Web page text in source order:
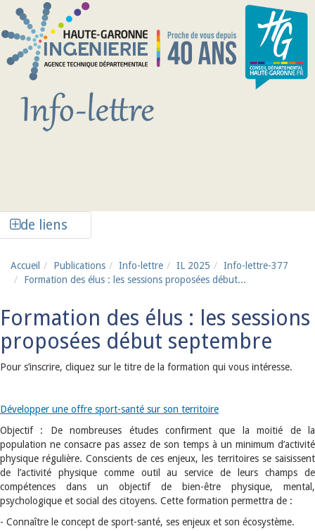
Aller au contenu principal
de liens
Accueil Publications Info-lettre IL 2025
Info-lettre-377
Formation des élus : les sessions proposées début...
Formation des élus : les sessions
proposées début septembre
Pour s’inscrire, cliquez sur le titre de la formation qui vous intéresse.
Développer une offre sport-santé sur son territoire
Objectif : De nombreuses études confirment que la moitié de la
population ne consacre pas assez de son temps à un minimum d’activité
physique régulière. Conscients de ces enjeux, les territoires se saisissent
de l’activité physique comme outil au service de leurs champs de
compétences dans un objectif de bien-être physique, mental,
psychologique et social des citoyens. Cette formation permettra de :
- Connaître le concept de sport-santé, ses enjeux et son écosystème.